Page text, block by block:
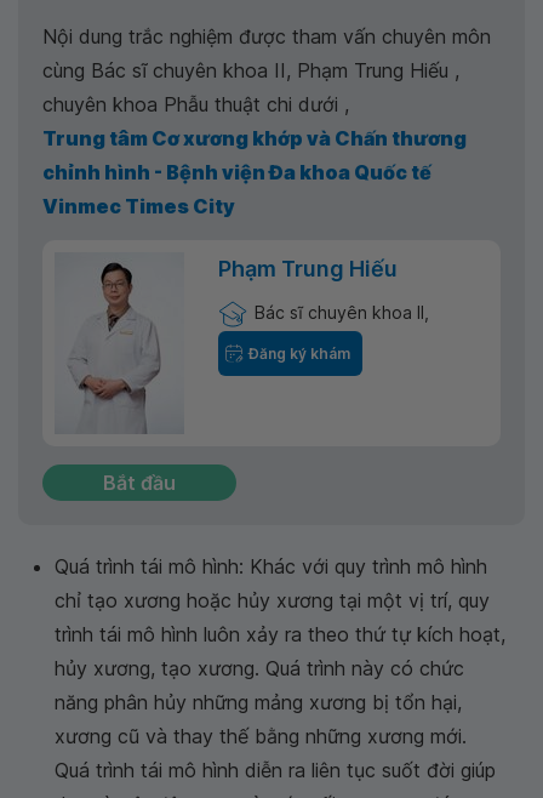
Nội dung trắc nghiệm được tham vấn chuyên môn
cùng Bác sĩ chuyên khoa II, Phạm Trung Hiếu ,
chuyên khoa Phẫu thuật chi dưới ,
Trung tâm Cơ xương khớp và Chấn thương
chỉnh hình - Bệnh viện Đa khoa Quốc tế
Vinmec Times City
Phạm Trung Hiếu
Bác sĩ chuyên khoa II,
Đăng ký khám
Bắt đầu
Quá trình tái mô hình: Khác với quy trình mô hình
chỉ tạo xương hoặc hủy xương tại một vị trí, quy
trình tái mô hình luôn xảy ra theo thứ tự kích hoạt,
hủy xương, tạo xương. Quá trình này có chức
năng phân hủy những mảng xương bị tổn hại,
xương cũ và thay thế bằng những xương mới.
Quá trình tái mô hình diễn ra liên tục suốt đời giúp